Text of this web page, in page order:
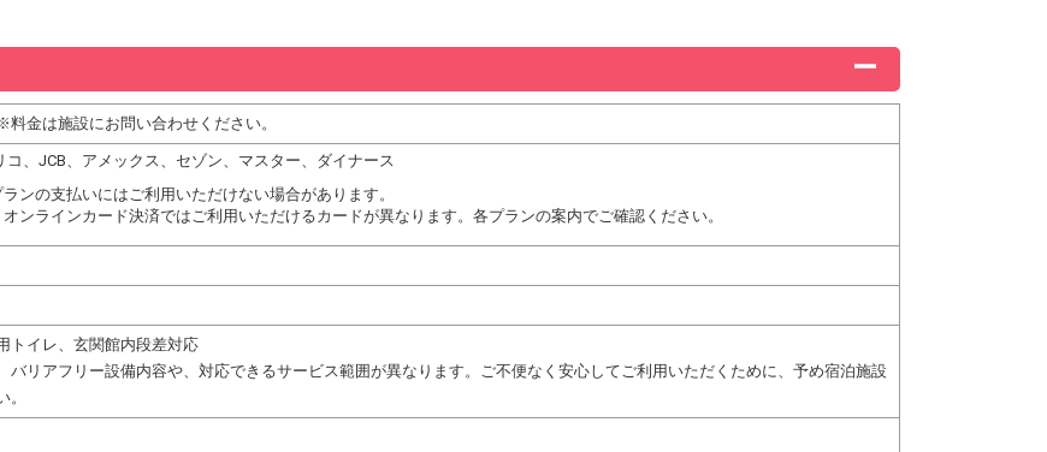
金は施設にお問い合わせください。
コ、JCB、アメックス、セゾン、マスター、ダイナース
ンの支払いにはご利用いただけない場合があります。
ンラインカード決済ではご利用いただけるカードが異なります。各プランの案内でご確認ください。
トイレ、玄関館内段差対応
バリアフリー設備内容や、対応できるサービス範囲が異なります。ご不便なく安心してご利用いただくために、予め宿泊施設